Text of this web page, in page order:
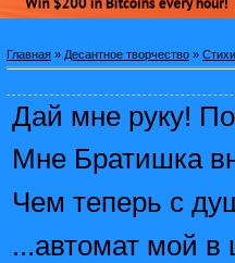
Главная » Десантное творчество »
Дай мне руку!
Мне Братишка
Чем теперь с
...автомат мой в